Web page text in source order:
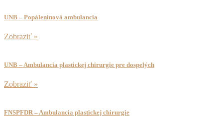
UNB – Popáleninová ambulancia
Zobraziť »
UNB – Ambulancia plastickej chirurgie pre dospelých
Zobraziť »
FNSPFDR – Ambulancia plastickej chirurgie